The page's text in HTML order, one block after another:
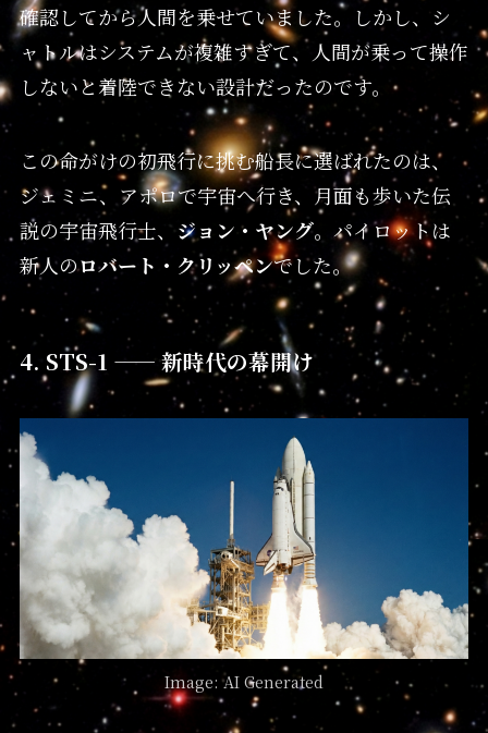
確認してから人間を乗せていました。しかし、シ
ャトルはシステムが複雑すぎて、人間が乗って操作
しないと着陸できない設計だったのです。
この命がけの初飛行に挑む船長に選ばれたのは、
ジェミニ、アポロで宇宙へ行き、月面も歩いた伝
説の宇宙飛行士、 ジョン・ヤング。パイロットは
新人のロバート・クリッペンでした。
4. STS-1 —— 新時代の幕開け
Image: AI Generated